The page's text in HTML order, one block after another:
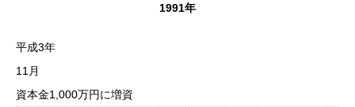
1991年
平成3年
11月
資本金1,000万円に増資